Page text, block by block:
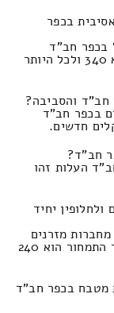
בכפר
בכפר חב"ד
להחליף חיתול כולל פירוק והרכבה העלות הוא 340 ולכל היותר
והסביבה?
בכפר חב"ד
חב"ד?
העלות זהו
של מזרנים ל-2 אנשים ולחלופין יחיד
מזרנים
שונות כולל עבודת מרימים בסביבת כפר חב"ד התמחור הוא 240
מטבח בכפר חב"ד